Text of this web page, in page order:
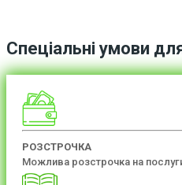
Спеціальні умови
РОЗСТРОЧКА
Можлива розстрочка на